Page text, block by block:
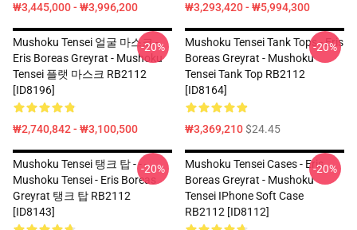
₩3,445,000 - ₩3,996,200 ₩3,293,420 - ₩5,994,300
Mushoku Tensei 얼굴 마스크 -
Eris Boreas Greyrat - Mushoku
Tensei 플랫 마스크 RB2112
[ID8196]
₩2,740,842 - ₩3,100,500
-20%
Mushoku Tensei Tank Tops - Eris
Boreas Greyrat - Mushoku
Tensei Tank Top RB2112
[ID8164]
₩3,369,210$24.45
-20%
Mushoku Tensei 탱크 탑 - - -
Mushoku Tensei - Eris Boreas
Greyrat 탱크 탑 RB2112
[ID8143]
-20%
Mushoku Tensei Cases - Eris
Boreas Greyrat - Mushoku
Tensei IPhone Soft Case
RB2112 [ID8112]
-20%